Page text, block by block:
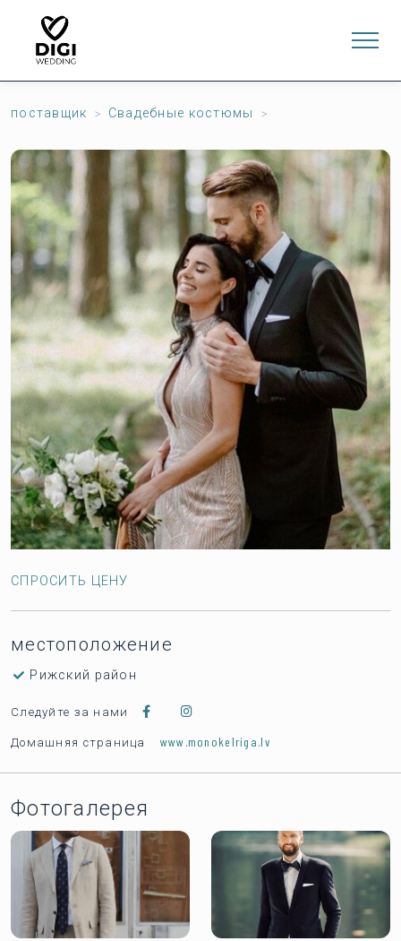
ИНТЕРНЕТ-МАГАЗИН
LV RU Войти
поставщик Свадебные костюмы
СПРОСИТЬ ЦЕНУ
местоположение
Рижский район
Следуйте за нами
Домашняя страница www.monokelriga.lv
Фотогалерея